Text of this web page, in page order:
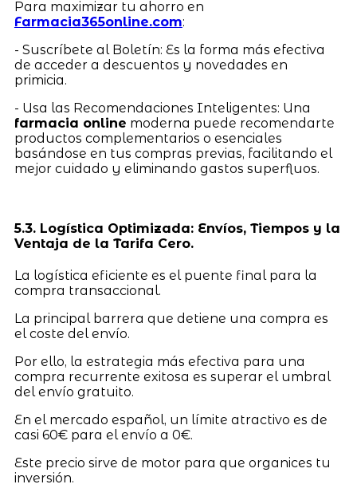
Para maximizar tu ahorro en
Farmacia365online.com:
- Suscríbete al Boletín: Es la forma más efectiva
de acceder a descuentos y novedades en
primicia.
- Usa las Recomendaciones Inteligentes: Una
farmacia online moderna puede recomendarte
productos complementarios o esenciales
basándose en tus compras previas, facilitando el
mejor cuidado y eliminando gastos superfluos.
5.3. Logística Optimizada: Envíos, Tiempos y la
Ventaja de la Tarifa Cero.
La logística eficiente es el puente final para la
compra transaccional.
La principal barrera que detiene una compra es
el coste del envío.
Por ello, la estrategia más efectiva para una
compra recurrente exitosa es superar el umbral
del envío gratuito.
En el mercado español, un límite atractivo es de
casi 60€ para el envío a 0€.
Este precio sirve de motor para que organices tu
inversión.